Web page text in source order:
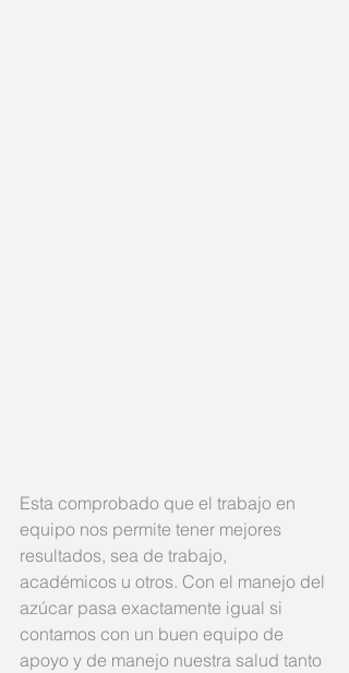
Esta comprobado que el trabajo en
equipo nos permite tener mejores
resultados, sea de trabajo,
académicos u otros. Con el manejo del
azúcar pasa exactamente igual si
contamos con un buen equipo de
apoyo y de manejo nuestra salud tanto